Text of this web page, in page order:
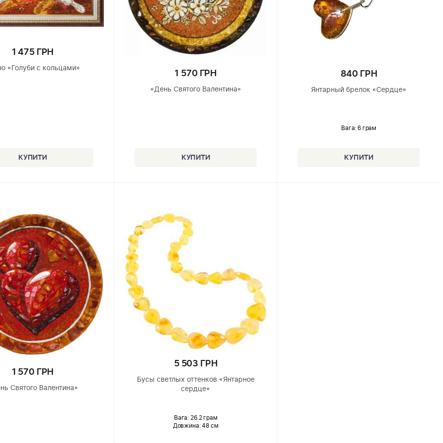
1 475 ГРН
«Голуби с кольцами»
1 570 ГРН
«День Святого Валентина»
840 ГРН
Янтарный брелок «Сердце»
Вага: 6 грам
1 570 ГРН
Святого Валентина»
5 503 ГРН
Бусы светлых оттенков «Янтарное
сердце»
Вага: 26.2 грам
Довжина:48 см